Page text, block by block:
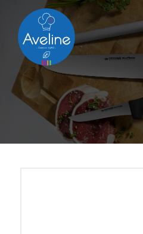
Panneau de gestion des cookies